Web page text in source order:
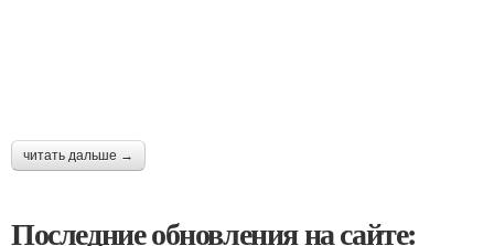
читать дальше →
Последние обновления на сайте: